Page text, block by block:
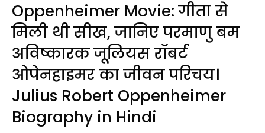
Oppenheimer Movie: गीता से
मिली थी सीख, जानिए परमाणु बम
अविष्कारक जूलियस रॉबर्ट
ओपेनहाइमर का जीवन परिचय।
Julius Robert Oppenheimer
Biography in Hindi